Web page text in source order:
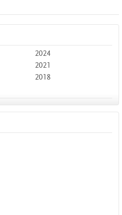
2024
2021
2018